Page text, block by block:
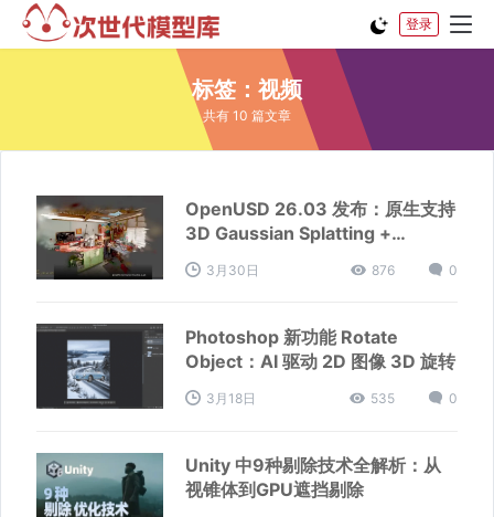
登录
标签：视频
共有 10 篇文章
OpenUSD 26.03 发布：原生支持
3D Gaussian Splatting +
WebAssembly
3月30日 876 0
Photoshop 新功能 Rotate
Object：AI 驱动 2D 图像 3D 旋转
3月18日 535 0
Unity 中9种剔除技术全解析：从
视锥体到GPU遮挡剔除